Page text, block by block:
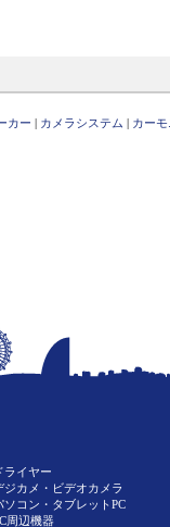
カー | カメラシステム | カー
ライヤー
ジカメ・ビデオカメラ
ソコン・タブレットPC
周辺機器